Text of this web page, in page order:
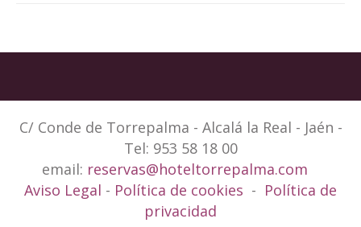
C/ Conde de Torrepalma - Alcalá la Real - Jaén -
Tel: 953 58 18 00
email: reservas@hoteltorrepalma.com
Aviso Legal - Política de cookies - Política de
privacidad